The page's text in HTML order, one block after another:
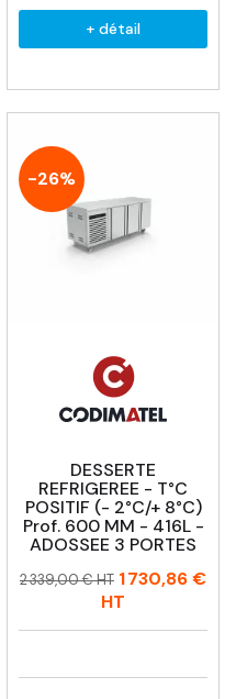
+ détail
-26%
DESSERTE
REFRIGEREE - T°C
POSITIF (- 2°C/+ 8°C)
Prof. 600 MM - 416L -
ADOSSEE 3 PORTES
Prix
Prix
2 339,00 € HT 1 730,86 €
HT